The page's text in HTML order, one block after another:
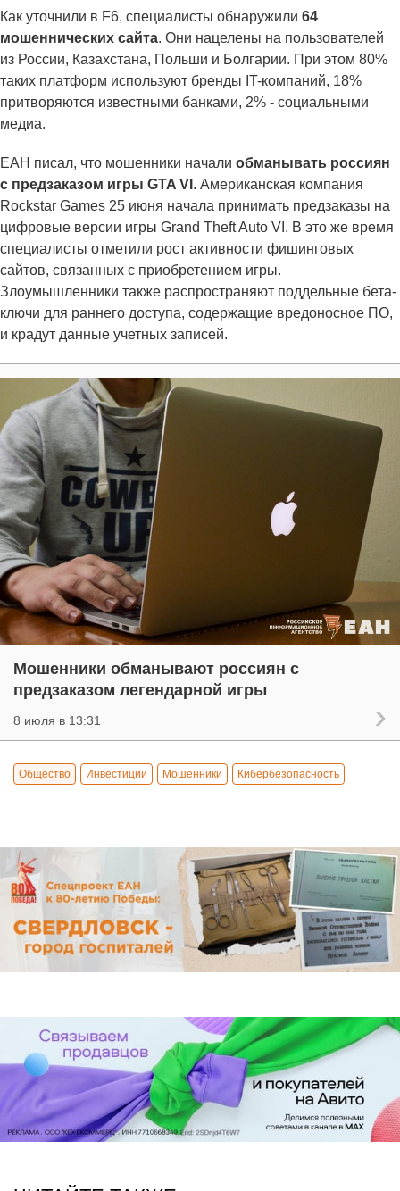
Как уточнили в F6, специалисты обнаружили 64
мошеннических сайта. Они нацелены на пользователей
из России, Казахстана, Польши и Болгарии. При этом 80%
таких платформ используют бренды IT-компаний, 18%
притворяются известными банками, 2% - социальными
медиа.
ЕАН писал, что мошенники начали обманывать россиян
с предзаказом игры GTA VI . Американская компания
Rockstar Games 25 июня начала принимать предзаказы на
цифровые версии игры Grand Theft Auto VI. В это же время
специалисты отметили рост активности фишинговых
сайтов, связанных с приобретением игры.
Злоумышленники также распространяют поддельные бета-
ключи для раннего доступа, содержащие вредоносное ПО,
и крадут данные учетных записей.
Мошенники обманывают россиян с
предзаказом легендарной игры
8 июля в 13:31
Общество Инвестиции Мошенники Кибербезопасность